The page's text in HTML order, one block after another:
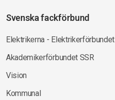
Svenska fackförbund
Elektrikerna - Elektrikerförbundet
Akademikerförbundet SSR
Vision
Kommunal